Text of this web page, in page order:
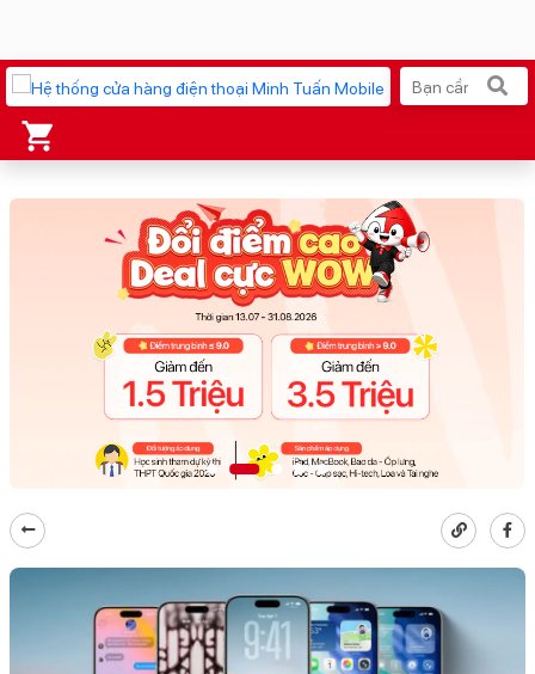
iPhone 17 Pro Max MacBook Neo giá tốt
AirTag 2 Mới Galaxy Z8 Series
AirPods 4 OPPO Reno16
Apple Watch S11 Ốp lưng Pitaka